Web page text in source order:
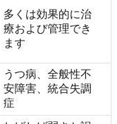
多くは効果的に治
療および管理でき
ます
うつ病、全般性不
安障害、統合失調
症